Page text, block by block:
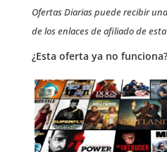
Ofertas Diarias puede recibir
de los enlaces de afiliado de
¿Esta oferta ya no funciona?